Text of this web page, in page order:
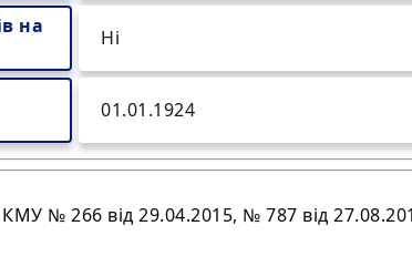
на
Ні
01.01.1924
№ 266 від 29.04.2015, № 787 від